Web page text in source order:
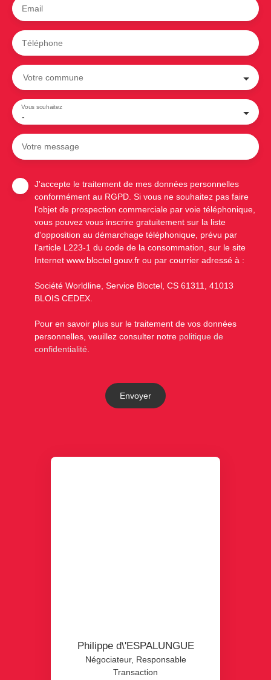
Email
Téléphone
Votre commune
-
Vous souhaitez
Votre message
J'accepte le traitement de mes données personnelles
conformément au RGPD. Si vous ne souhaitez pas faire
l'objet de prospection commerciale par voie téléphonique,
vous pouvez vous inscrire gratuitement sur la liste
d'opposition au démarchage téléphonique, prévu par
l'article L223-1 du code de la consommation, sur le site
Internet www.bloctel.gouv.fr ou par courrier adressé à :
Société Worldline, Service Bloctel, CS 61311, 41013
BLOIS CEDEX.
Pour en savoir plus sur le traitement de vos données
personnelles, veuillez consulter notre politique de
confidentialité.
Envoyer
Philippe d\'ESPALUNGUE
Négociateur, Responsable
Transaction